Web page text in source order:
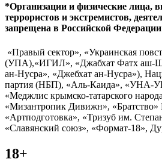
*Организации и физические лица,
террористов и экстремистов,
запрещена в Российской
«Правый сектор», «Украинская
(УПА),«ИГИЛ», «Джабхат Фатх аш-
ан-Нусра», «Джебхат ан-Нусра»),
партия (НБП), «Аль-Каида», «УНА-
«Меджлис крымско-татарского
«Мизантропик Дивижн», «Братство»
«Артподготовка», «Тризуб им.
«Славянский союз», «Формат-18»,
18+